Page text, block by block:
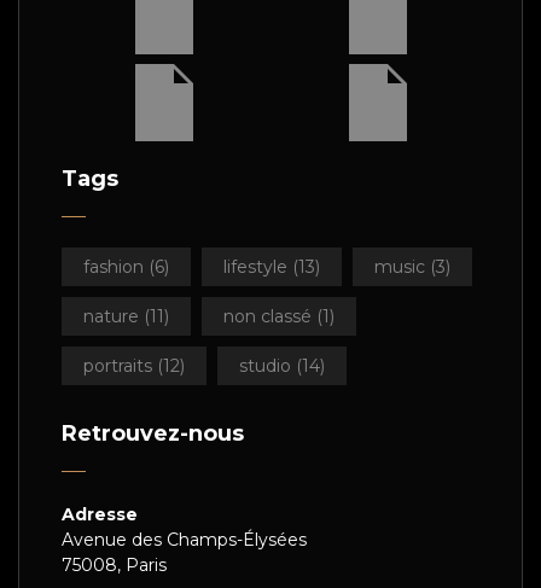
Tags
fashion (6) lifestyle (13) music (3)
nature (11) non classé (1)
portraits (12) studio (14)
Retrouvez-nous
Adresse
Avenue des Champs-Élysées
75008, Paris